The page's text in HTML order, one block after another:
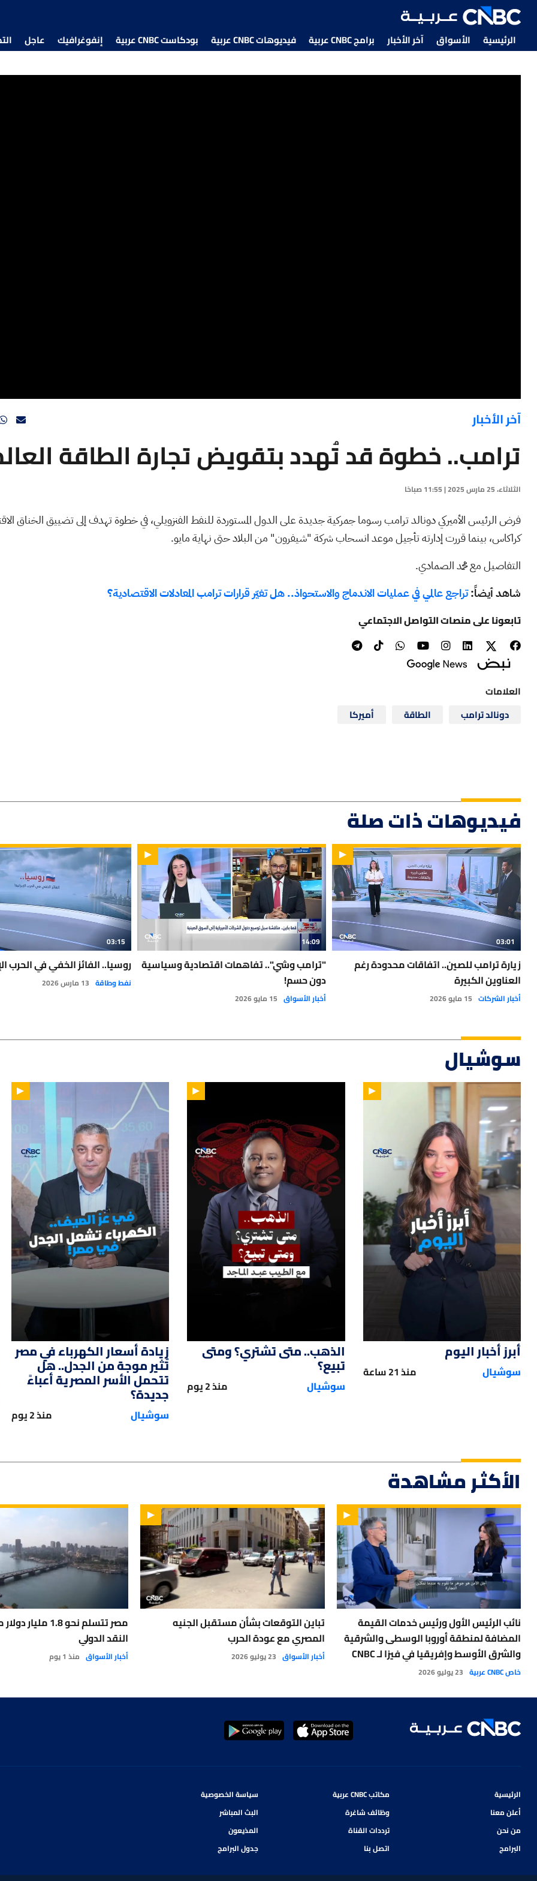
الرئيسية الأسواق آخر الأخبار برامج CNBC عربية فيديوهات CNBC عربية بودكاست CNBC عربية إنفوغرافيك عاجل
آخر الأخبار
ترامب.. خطوة قد تُهدد بتقويض تجارة الطاقة
الثلاثاء، 25 مارس 2025 | 11:55 صباحًا
فرض الرئيس الأميركي دونالد ترامب رسوما جمركية جديدة على الدول المستوردة للنفط الفنزويلي، في خطوة تهدف إلى تضييق الخناق
كراكاس، بينما قررت إدارته تأجيل موعد انسحاب شركة "شيفرون" من البلاد حتى نهاية مايو.
التفاصيل مع محمد الصمادي.
شاهد أيضاً:تراجع عالمي في عمليات الاندماج والاستحواذ.. هل تغيّر قرارات ترامب المعادلات الاقتصادية؟
تابعونا على منصات التواصل الاجتماعي
العلامات
دونالد ترامب
الطاقة أميركا
فيديوهات ذات صلة
03:01
زيارة ترامب للصين.. اتفاقات محدودة رغم
العناوين الكبيرة
أخبار الشركات 15 مايو 2026
14:09
"ترامب وشي".. تفاهمات اقتصادية وسياسية
دون حسم!
أخبار الأسواق 15 مايو 2026
03:15
روسيا.. الفائز الخفي في الحرب
نفط وطاقة 13 مارس 2026
سوشيال
01:00
أبرز أخبار اليوم
سوشيال منذ 21 ساعة
02:14
الذهب.. متى تشتري؟ ومتى
تبيع؟
سوشيال منذ 2 يوم
01:51
زيادة أسعار الكهرباء في مصر
تُثير موجة من الجدل.. هل
تتحمل الأسر المصرية أعباءً
جديدة؟
سوشيال منذ 2 يوم
الأكثر مشاهدة
نائب الرئيس الأول ورئيس خدمات القيمة
المضافة لمنطقة أوروبا الوسطى والشرقية
والشرق الأوسط وإفريقيا في فيزا لـ CNBC
عربية: الذكاء الاصطناعي و العملات الرقمية
والمدفوعات
خاص CNBC عربية 23 يوليو 2026
تباين التوقعات بشأن مستقبل الجنيه
المصري مع عودة الحرب
أخبار الأسواق 23 يوليو 2026
مصر تتسلم نحو 1.8
النقد الدولي
أخبار الأسواق منذ 1 يوم
الرئيسية
أعلن معنا
من نحن
البرامج
مكاتب CNBC عربية
وظائف شاغرة
ترددات القناة
اتصل بنا
سياسة الخصوصية
البث المباشر
المذيعون
جدول البرامج